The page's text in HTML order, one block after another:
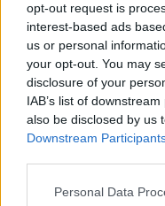
opt-out request is
interest-based ads
us or personal
your opt-out. You may
disclosure of your
IAB’s list of
also be disclosed by us
Downstream
Personal Data
Vuitton e il
maschile